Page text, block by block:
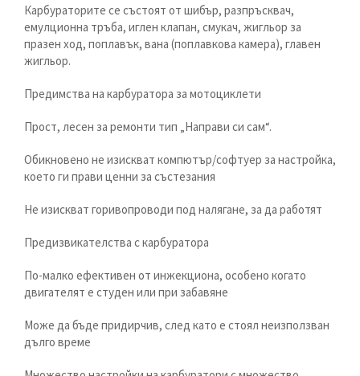
Карбураторите се състоят от шибър, разпръсквач,
емулционна тръба, иглен клапан, смукач, жигльор за
празен ход, поплавък, вана (поплавкова камера), главен
жигльор.
Предимства на карбуратора за мотоциклети
Прост, лесен за ремонти тип „Направи си сам“.
Обикновено не изискват компютър/софтуер за настройка,
което ги прави ценни за състезания
Не изискват горивопроводи под налягане, за да работят
Предизвикателства с карбуратора
По-малко ефективен от инжекциона, особено когато
двигателят е студен или при забавяне
Може да бъде придирчив, след като е стоял неизползван
дълго време